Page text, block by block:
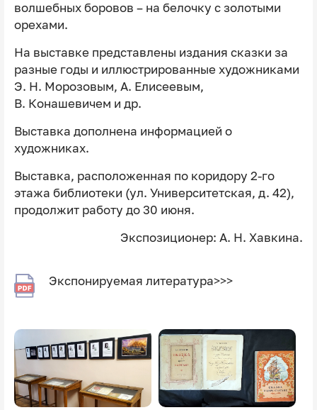
волшебных боровов – на белочку с золотыми
орехами.
На выставке представлены издания сказки за
разные годы и иллюстрированные художниками
Э. Н. Морозовым, А. Елисеевым,
В. Конашевичем и др.
Выставка дополнена информацией о
художниках.
Выставка, расположенная по коридору 2-го
этажа библиотеки (ул. Университетская, д. 42),
продолжит работу до 30 июня.
Экспозиционер: А. Н. Хавкина.
Экспонируемая литература>>>
Image Image